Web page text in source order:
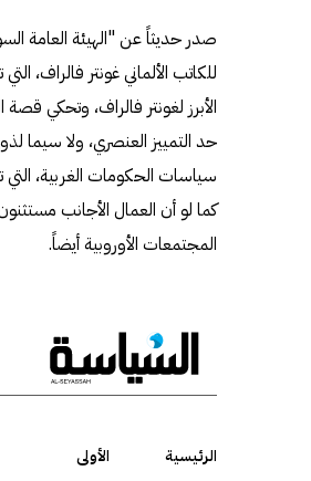
صدر حديثاً عن "الهيئة العامة
للكاتب الألماني غونتر فالراف،
الأبرز لغونتر فالراف، وتحكي قصة
حد التمييز العنصري، ولا سيما
سياسات الحكومات الغربية،
كما لو أن العمال الأجانب
المجتمعات الأوروبية أيضاً.
الرئيسية الأولى